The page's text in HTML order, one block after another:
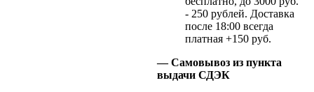
- 250 рублей. Доставка
после 18:00 всегда
платная +150 руб.
— Самовывоз из пункта
выдачи СДЭК